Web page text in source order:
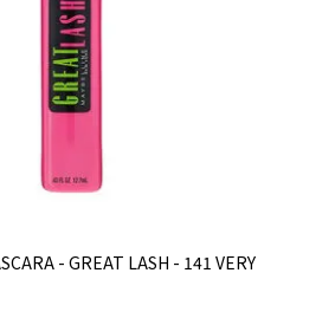
- GREAT LASH - 141 VERY